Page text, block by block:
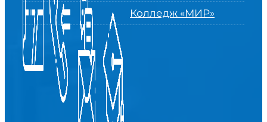
Колледж «МИР»